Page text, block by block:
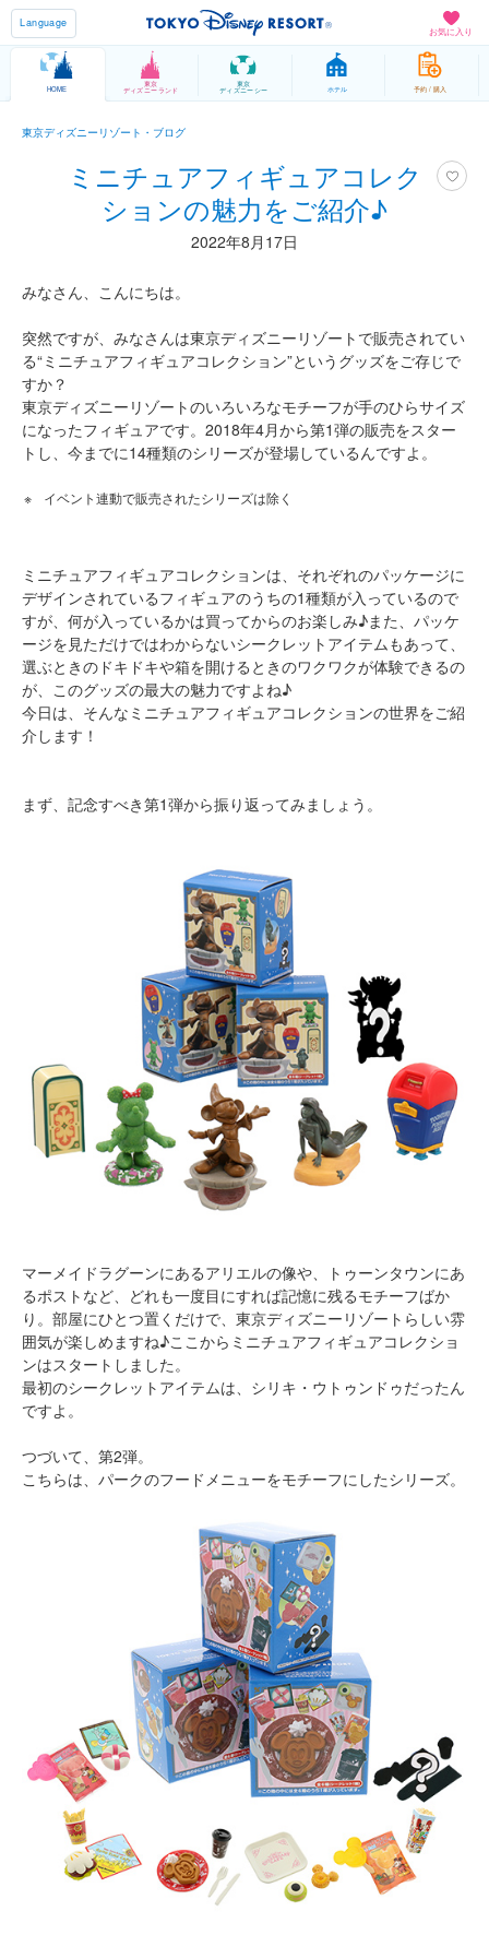
お気に入り
Language
HOME
東京
ディズニーランド
東京
ディズニーシー ホテル 予約 / 購入
東京ディズニーリゾート・ブログ
ミニチュアフィギュアコレク
ションの魅力をご紹介♪
2022年8月17日
みなさん、こんにちは。
突然ですが、みなさんは東京ディズニーリゾートで販売されてい
る“ミニチュアフィギュアコレクション”というグッズをご存じで
すか？
東京ディズニーリゾートのいろいろなモチーフが手のひらサイズ
になったフィギュアです。2018年4月から第1弾の販売をスター
トし、今までに14種類のシリーズが登場しているんですよ。
イベント連動で販売されたシリーズは除く
ミニチュアフィギュアコレクションは、それぞれのパッケージに
デザインされているフィギュアのうちの1種類が入っているので
すが、何が入っているかは買ってからのお楽しみ♪また、パッケ
ージを見ただけではわからないシークレットアイテムもあって、
選ぶときのドキドキや箱を開けるときのワクワクが体験できるの
が、このグッズの最大の魅力ですよね♪
今日は、そんなミニチュアフィギュアコレクションの世界をご紹
介します！
まず、記念すべき第1弾から振り返ってみましょう。
マーメイドラグーンにあるアリエルの像や、トゥーンタウンにあ
るポストなど、どれも一度目にすれば記憶に残るモチーフばか
り。部屋にひとつ置くだけで、東京ディズニーリゾートらしい雰
囲気が楽しめますね♪ここからミニチュアフィギュアコレクショ
ンはスタートしました。
最初のシークレットアイテムは、シリキ・ウトゥンドゥだったん
ですよ。
つづいて、第2弾。
こちらは、パークのフードメニューをモチーフにしたシリーズ。